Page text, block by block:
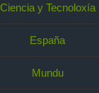
Ciencia y Tecnoloxía
España
Mundu